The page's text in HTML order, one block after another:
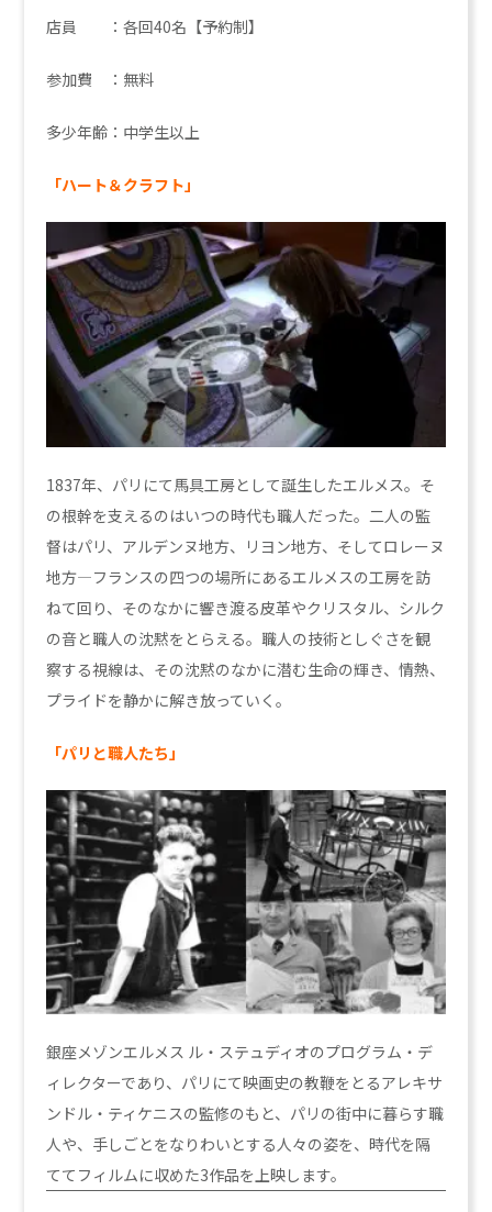
店員 ：各回40名【予約制】
参加費 ：無料
多少年齢：中学生以上
「ハート＆クラフト」
1837年、パリにて馬具工房として誕生したエルメス。そ
の根幹を支えるのはいつの時代も職人だった。二人の監
督はパリ、アルデンヌ地方、リヨン地方、そしてロレーヌ
地方―フランスの四つの場所にあるエルメスの工房を訪
ねて回り、そのなかに響き渡る皮革やクリスタル、シルク
の音と職人の沈黙をとらえる。職人の技術としぐさを観
察する視線は、その沈黙のなかに潜む生命の輝き、情熱、
プライドを静かに解き放っていく。
「パリと職人たち」
銀座メゾンエルメス ル・ステュディオのプログラム・デ
ィレクターであり、パリにて映画史の教鞭をとるアレキサ
ンドル・ティケニスの監修のもと、パリの街中に暮らす職
人や、手しごとをなりわいとする人々の姿を、時代を隔
ててフィルムに収めた3作品を上映します。